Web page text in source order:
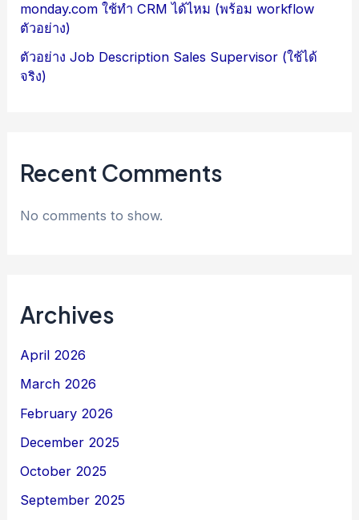
monday.com ใช้ทำ CRM ได้ไหม (พร้อม workflow
ตัวอย่าง)
ตัวอย่าง Job Description Sales Supervisor (ใช้ได้
จริง)
Recent Comments
No comments to show.
Archives
April 2026
March 2026
February 2026
December 2025
October 2025
September 2025